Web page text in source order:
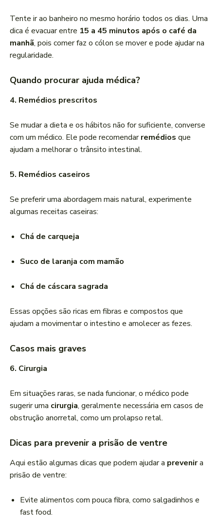
Tente ir ao banheiro no mesmo horário todos os dias. Uma
dica é evacuar entre 15 a 45 minutos após o café da
manhã, pois comer faz o cólon se mover e pode ajudar na
regularidade.
Quando procurar ajuda médica?
4. Remédios prescritos
Se mudar a dieta e os hábitos não for suficiente, converse
com um médico. Ele pode recomendarremédios que
ajudam a melhorar o trânsito intestinal.
5. Remédios caseiros
Se preferir uma abordagem mais natural, experimente
algumas receitas caseiras:
Chá de carqueja
Suco de laranja com mamão
Chá de cáscara sagrada
Essas opções são ricas em fibras e compostos que
ajudam a movimentar o intestino e amolecer as fezes.
Casos mais graves
6. Cirurgia
Em situações raras, se nada funcionar, o médico pode
sugerir uma cirurgia, geralmente necessária em casos de
obstrução anorretal, como um prolapso retal.
Dicas para prevenir a prisão de ventre
Aqui estão algumas dicas que podem ajudar a prevenira
prisão de ventre:
Evite alimentos com pouca fibra, como salgadinhos e
fast food.